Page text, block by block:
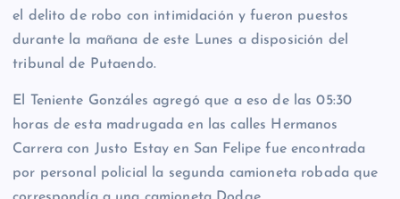
el delito de robo con intimidación y fueron puestos
durante la mañana de este Lunes a disposición del
tribunal de Putaendo.
El Teniente Gonzáles agregó que a eso de las 05:30
horas de esta madrugada en las calles Hermanos
Carrera con Justo Estay en San Felipe fue encontrada
por personal policial la segunda camioneta robada que